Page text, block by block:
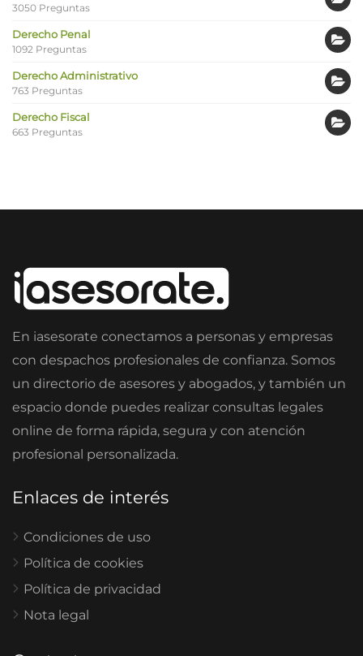
3050 Preguntas
Derecho Penal
1092 Preguntas
Derecho Administrativo
763 Preguntas
Derecho Fiscal
663 Preguntas
En iasesorate conectamos a personas y empresas
con despachos profesionales de confianza. Somos
un directorio de asesores y abogados, y también un
espacio donde puedes realizar consultas legales
online de forma rápida, segura y con atención
profesional personalizada.
Enlaces de interés
Condiciones de uso
Política de cookies
Política de privacidad
Nota legal